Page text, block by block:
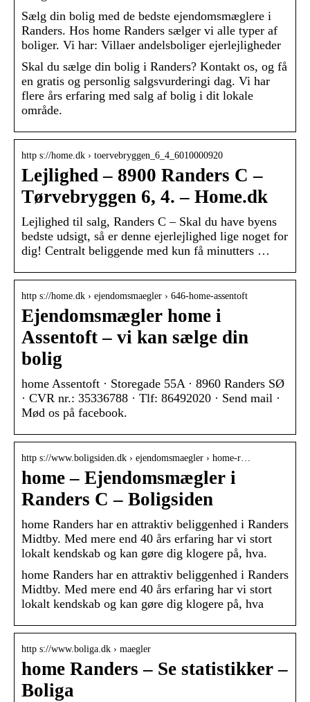
Sælg din bolig med de bedste ejendomsmæglere i
Randers. Hos home Randers sælger vi alle typer af
boliger. Vi har: Villaer andelsboliger ejerlejligheder
Skal du sælge din bolig i Randers? Kontakt os, og få
en gratis og personlig salgsvurderingi dag. Vi har
flere års erfaring med salg af bolig i dit lokale
område.
http s://home.dk › toervebryggen_6_4_6010000920
Lejlighed – 8900 Randers C –
Tørvebryggen 6, 4. – Home.dk
Lejlighed til salg, Randers C – Skal du have byens
bedste udsigt, så er denne ejerlejlighed lige noget for
dig! Centralt beliggende med kun få minutters …
http s://home.dk › ejendomsmaegler › 646-home-assentoft
Ejendomsmægler home i
Assentoft – vi kan sælge din
bolig
home Assentoft · Storegade 55A · 8960 Randers SØ
· CVR nr.: 35336788 · Tlf: 86492020 · Send mail ·
Mød os på facebook.
http s://www.boligsiden.dk › ejendomsmaegler › home-r…
home – Ejendomsmægler i
Randers C – Boligsiden
home Randers har en attraktiv beliggenhed i Randers
Midtby. Med mere end 40 års erfaring har vi stort
lokalt kendskab og kan gøre dig klogere på, hva.
home Randers har en attraktiv beliggenhed i Randers
Midtby. Med mere end 40 års erfaring har vi stort
lokalt kendskab og kan gøre dig klogere på, hva
http s://www.boliga.dk › maegler
home Randers – Se statistikker –
Boliga